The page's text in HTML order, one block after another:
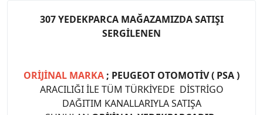
307 YEDEKPARCA MAĞAZAMIZDA SATIŞI
SERGİLENEN
ORİJİNAL MARKA ; PEUGEOT OTOMOTİV ( PSA )
ARACILIĞI İLE TÜM TÜRKİYEDE DİSTRİGO
DAĞITIM KANALLARIYLA SATIŞA